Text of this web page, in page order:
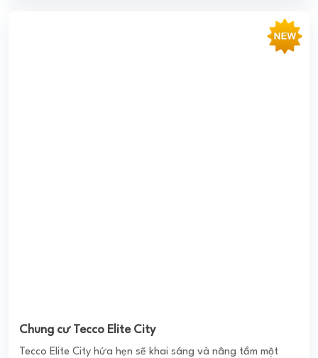
Chung cư Tecco Elite City
Tecco Elite City hứa hẹn sẽ khai sáng và nâng tầm một